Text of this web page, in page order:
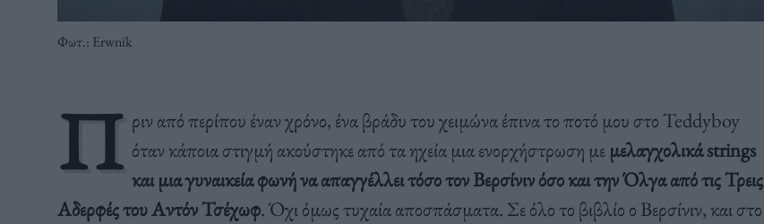
Φωτ.: Erwnik
Π ριν από περίπου έναν χρόνο, ένα βράδυ του χειμώνα έπινα το ποτό μου στο Teddyboy
όταν κάποια στιγμή ακούστηκε από τα ηχεία μια ενορχήστρωση με μελαγχολικά strings
και μια γυναικεία φωνή να απαγγέλλει τόσο τονΒερσίνιν όσο και την Όλγααπό τις Τρεις
Αδερφές του Αντόν Τσέχωφ. Όχι όμως τυχαία αποσπάσματα. Σε όλο το βιβλίο ο Βερσίνιν, και στο